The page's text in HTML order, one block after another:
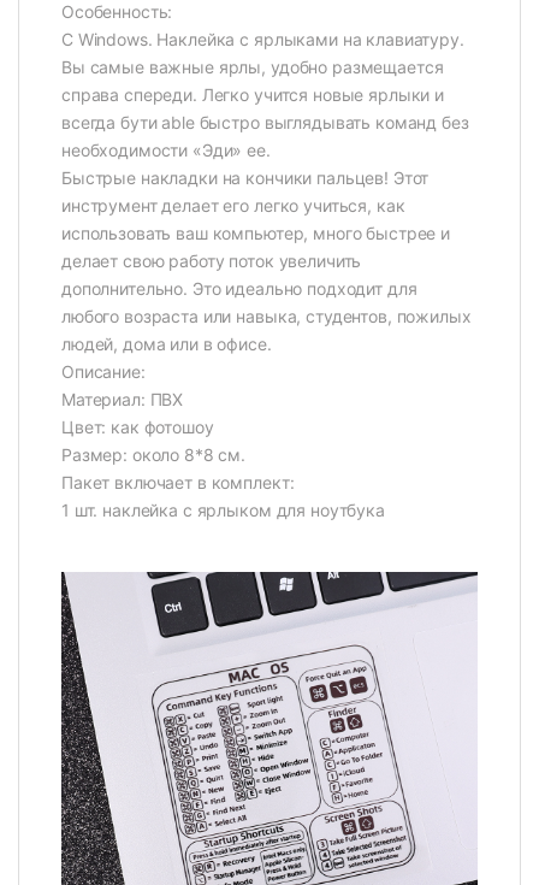
Особенность:
С Windows. Наклейка с ярлыками на клавиатуру.
Вы самые важные ярлы, удобно размещается
справа спереди. Легко учится новые ярлыки и
всегда бути able быстро выглядывать команд без
необходимости «Эди» ее.
Быстрые накладки на кончики пальцев! Этот
инструмент делает его легко учиться, как
использовать ваш компьютер, много быстрее и
делает свою работу поток увеличить
дополнительно. Это идеально подходит для
любого возраста или навыка, студентов, пожилых
людей, дома или в офисе.
Описание:
Материал: ПВХ
Цвет: как фотошоу
Размер: около 8*8 см.
Пакет включает в комплект:
1 шт. наклейка с ярлыком для ноутбука